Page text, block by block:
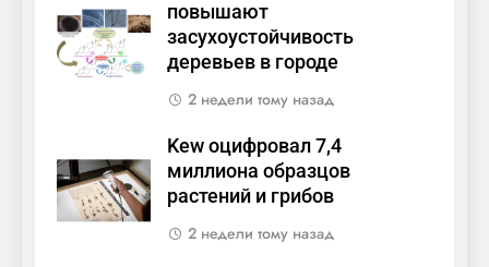
повышают
засухоустойчивость
деревьев в городе
2 недели тому назад
Kew оцифровал 7,4
миллиона образцов
растений и грибов
2 недели тому назад